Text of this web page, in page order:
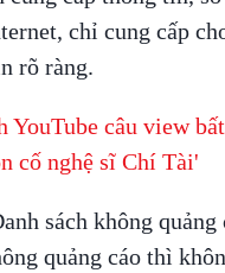
chỉ cung cấp
rõ ràng.
YouTube câu view
cố nghệ sĩ Chí Tài'
sách không
quảng cáo thì